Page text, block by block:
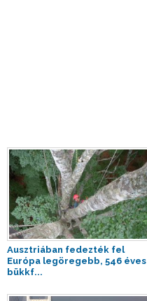
Ausztriában fedezték fel
Európa legöregebb, 546 éves
bükkf...